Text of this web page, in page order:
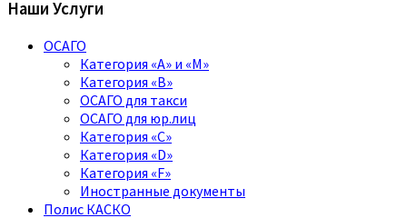
Наши Услуги
ОСАГО
Категория «A» и «M»
Категория «B»
ОСАГО для такси
ОСАГО для юр.лиц
Категория «C»
Категория «D»
Категория «F»
Иностранные документы
Полис КАСКО